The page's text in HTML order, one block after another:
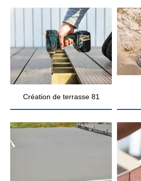
Création de terrasse 81